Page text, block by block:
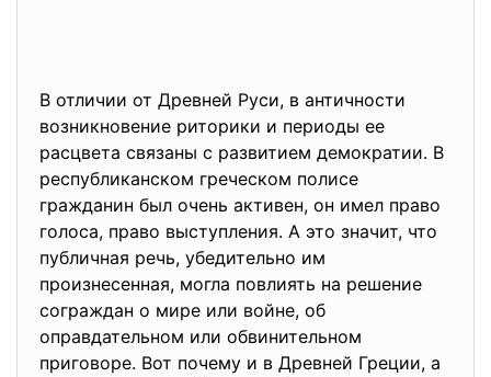
В отличии от Древней Руси, в античности
возникновение риторики и периоды ее
расцвета связаны с развитием демократии. В
республиканском греческом полисе
гражданин был очень активен, он имел право
голоса, право выступления. А это значит, что
публичная речь, убедительно им
произнесенная, могла повлиять на решение
сограждан о мире или войне, об
оправдательном или обвинительном
приговоре. Вот почему и в Древней Греции, а